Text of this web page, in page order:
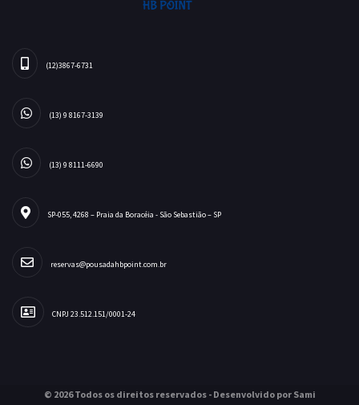
(12)3867-6731
(13) 9 8167-3139
(13) 9 8111-6690
SP-055, 4268 – Praia da Boracéia - São Sebastião – SP
reservas@pousadahbpoint.com.br
CNPJ 23.512.151/0001-24
© 2026 Todos os direitos reservados - Desenvolvido por Sami